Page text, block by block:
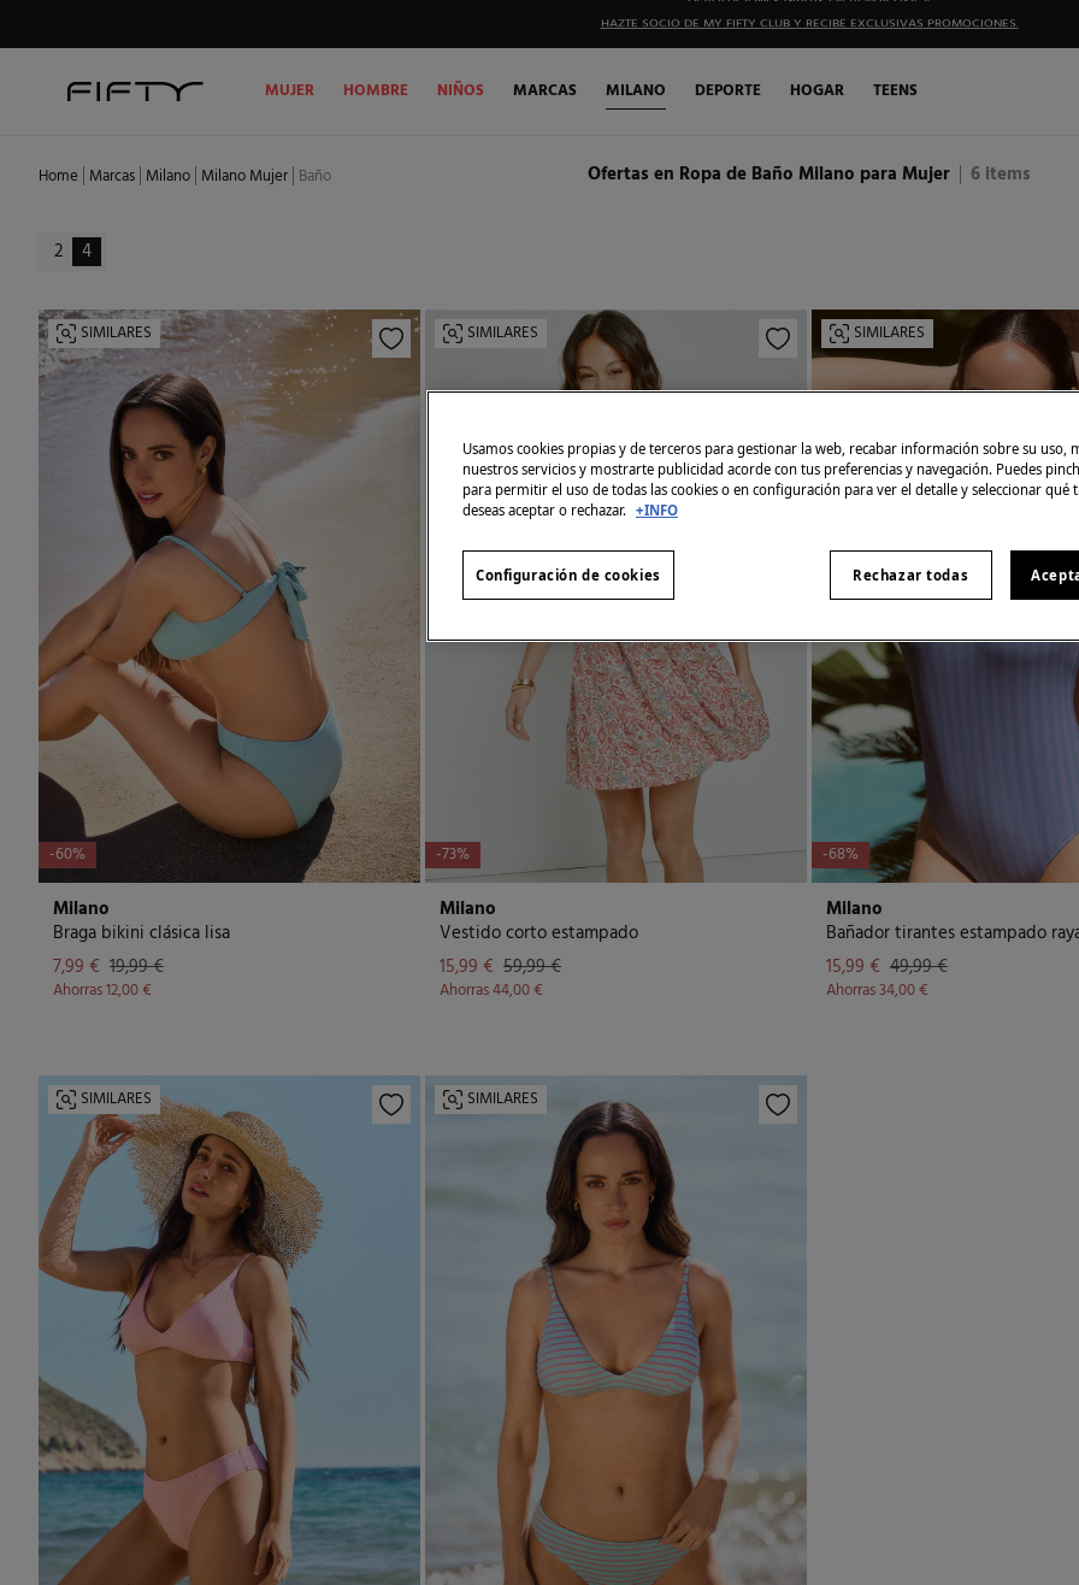
HAZTE SOCIO DE MY FIFTY CLUB Y RECIBE EXCLUSIVAS PROMOCIONES.
MUJER HOMBRE NIÑOS MARCAS MILANO DEPORTE HOGAR TEENS
Home Marcas Milano Milano Mujer Baño Ofertas en Ropa de Baño Milano para Mujer 6 items
2 4
-60%
SIMILARES
Milano
Braga bikini clásica lisa
7,99 € 19,99 €
Ahorras12,00 €
-73%
SIMILARES
Milano
Vestido corto estampado
15,99 € 59,99 €
Ahorras44,00 €
-68%
SIMILARES
Milano
Bañador tirantes estampado
15,99 € 49,99 €
Ahorras34,00 €
SIMILARES SIMILARES
Usamos cookies propias y de terceros para gestionar la web, recabar información sobre su uso,
nuestros servicios y mostrarte publicidad acorde con tus preferencias y navegación. Puedes
para permitir el uso de todas las cookies o en configuración para ver el detalle y seleccionar qué
deseas aceptar o rechazar. +INFO
Rechazar todas
Configuración de cookies